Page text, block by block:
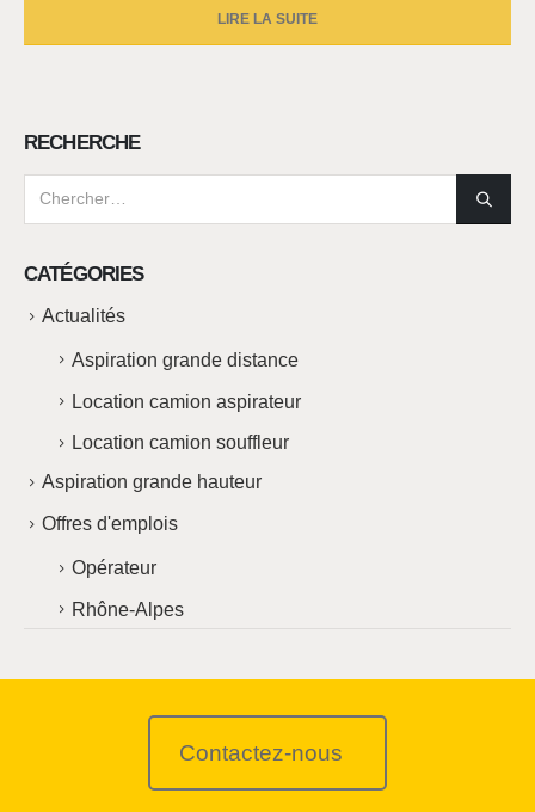
LIRE LA SUITE
RECHERCHE
CATÉGORIES
Actualités
Aspiration grande distance
Location camion aspirateur
Location camion souffleur
Aspiration grande hauteur
Offres d'emplois
Opérateur
Rhône-Alpes
Contactez-nous